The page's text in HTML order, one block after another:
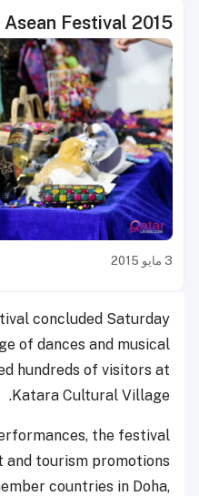
Asean Festival 2015
3 مايو 2015
concluded Saturday
of dances and musical
hundreds of visitors at
Katara Cultural Village.
the festival
tourism promotions
countries in Doha,